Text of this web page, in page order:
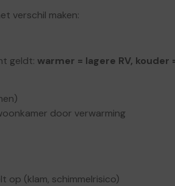
verschil maken:
geldt: warmer = lagere RV, kouder
door verwarming
(klam, schimmelrisico)